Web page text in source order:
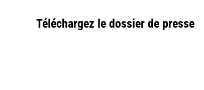
Téléchargez le dossier de presse